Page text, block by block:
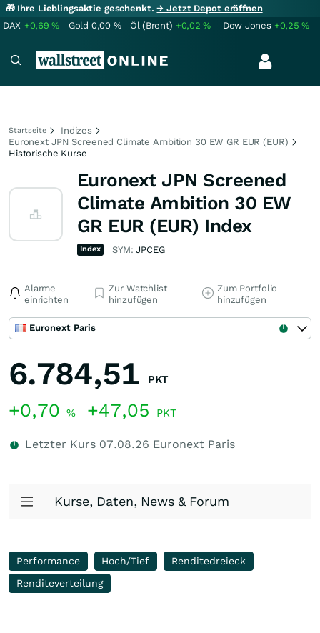
🎁 Ihre Lieblingsaktie geschenkt.→ Jetzt Depot eröffnen
DAX +0,69% Gold 0,00 % Öl (Brent) +0,02% Dow Jones +0,25%
Startseite
Indizes
Euronext JPN Screened Climate Ambition 30 EW GR EUR (EUR)
Historische Kurse
Euronext JPN Screened
Climate Ambition 30 EW
GR EUR (EUR) Index
Index SYM:JPCEG
Alarme
einrichten
Zur Watchlist
hinzufügen
Zum Portfolio
hinzufügen
Euronext Paris
6.784,51 PKT
+0,70 % +47,05 PKT
Letzter Kurs 07.08.26 Euronext Paris
Kurse, Daten, News & Forum
Performance Hoch/Tief
Renditedreieck
Renditeverteilung